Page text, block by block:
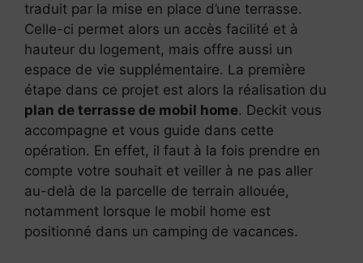
traduit par la mise en place d’une terrasse.
Celle-ci permet alors un accès facilité et à
hauteur du logement, mais offre aussi un
espace de vie supplémentaire. La première
étape dans ce projet est alors la réalisation du
plan de terrasse de mobil home. Deckit vous
accompagne et vous guide dans cette
opération. En effet, il faut à la fois prendre en
compte votre souhait et veiller à ne pas aller
au-delà de la parcelle de terrain allouée,
notamment lorsque le mobil home est
positionné dans un camping de vacances.